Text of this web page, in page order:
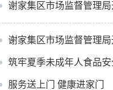
谢家集区市场监督管理
谢家集区市场监督管理
筑牢夏季未成年人食品
服务送上门 健康进家门